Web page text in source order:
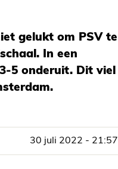
gelukt om PSV te
In een
5 onderuit. Dit viel
30 juli 2022 - 21:57